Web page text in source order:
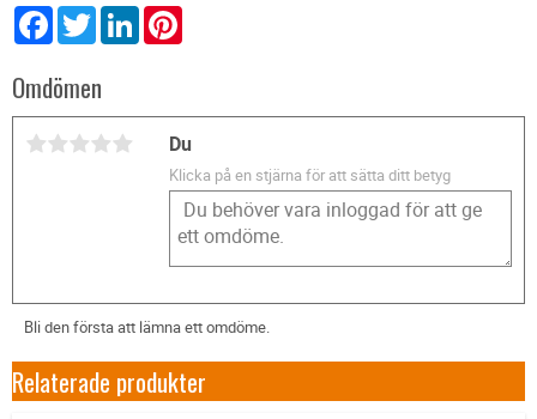
FacebookTwitter LinkedIn
Omdömen
Du
Klicka på en stjärna för att sätta ditt betyg
Bli den första att lämna ett omdöme.
Relaterade produkter